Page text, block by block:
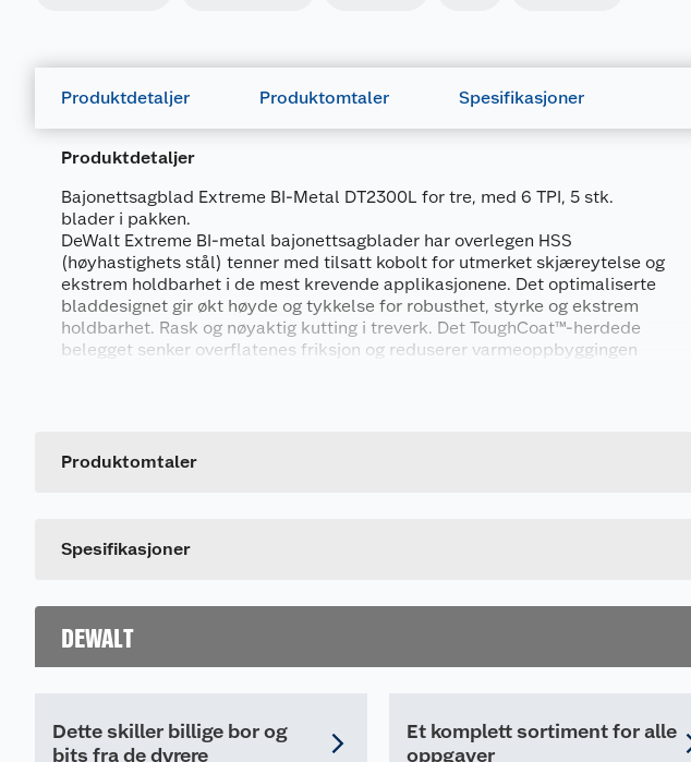
Produktdetaljer Produktomtaler Spesifikasjoner
Produktdetaljer
Bajonettsagblad Extreme BI-Metal DT2300L for tre, med 6 TPI, 5 stk.
blader i pakken.
DeWalt Extreme BI-metal bajonettsagblader har overlegen HSS
(høyhastighets stål) tenner med tilsatt kobolt for utmerket skjæreytelse og
ekstrem holdbarhet i de mest krevende applikasjonene. Det optimaliserte
bladdesignet gir økt høyde og tykkelse for robusthet, styrke og ekstrem
holdbarhet. Rask og nøyaktig kutting i treverk. Det ToughCoat™-herdede
belegget senker overflatenes friksjon og reduserer varmeoppbyggingen
Produktomtaler
Spesifikasjoner
Leverandørens artikkelnummer
DEWALT
Dette skiller billige bor og
bits fra de dyrere
Et komplett sortiment for alle
oppgaver